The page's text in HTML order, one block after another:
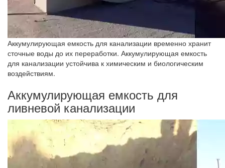
Аккумулирующая емкость для канализации временно хранит
сточные воды до их переработки. Аккумулирующая емкость
для канализации устойчива к химическим и биологическим
воздействиям.
Аккумулирующая емкость для
ливневой канализации